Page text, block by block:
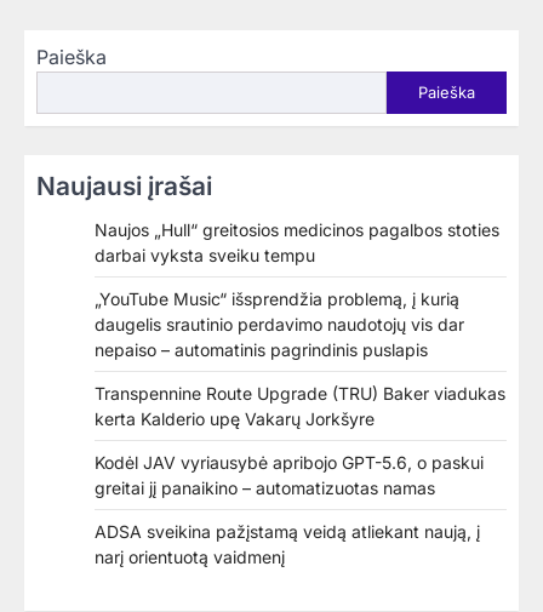
Paieška
Paieška
Naujausi įrašai
Naujos „Hull“ greitosios medicinos pagalbos stoties
darbai vyksta sveiku tempu
„YouTube Music“ išsprendžia problemą, į kurią
daugelis srautinio perdavimo naudotojų vis dar
nepaiso – automatinis pagrindinis puslapis
Transpennine Route Upgrade (TRU) Baker viadukas
kerta Kalderio upę Vakarų Jorkšyre
Kodėl JAV vyriausybė apribojo GPT-5.6, o paskui
greitai jį panaikino – automatizuotas namas
ADSA sveikina pažįstamą veidą atliekant naują, į
narį orientuotą vaidmenį